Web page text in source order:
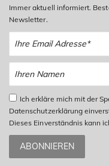
Immer aktuell informiert.
Newsletter.
Ich erkläre mich mit der
Datenschutzerklärung
Dieses Einverständnis kann
ABONNIEREN